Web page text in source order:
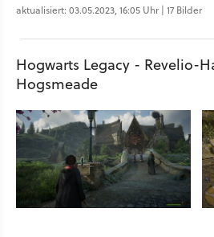
aktualisiert: 03.05.2023, 16:05 Uhr | 17 Bilder
Hogwarts Legacy - Revelio-
Hogsmeade